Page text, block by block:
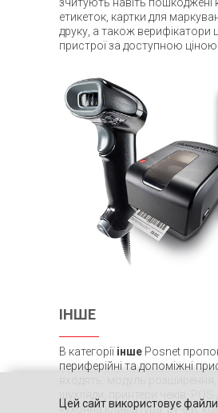
зчитують навіть пошкоджені
етикеток, картки для
друку, а також верифікатори
пристрої за доступною ціною!
ІНШЕ
В категоріїінше Posnet
периферійні та допоміжні
кухонна клавіатура, ручки,
Цей сайт використовує